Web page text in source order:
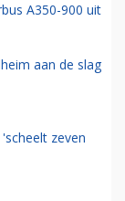
A350-900 uit
aan de slag
zeven